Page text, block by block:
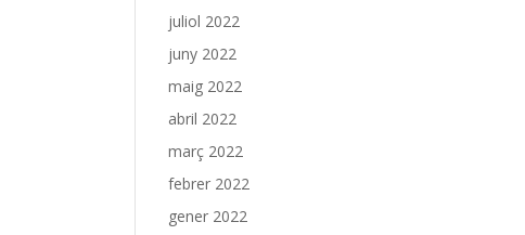
juliol 2022
juny 2022
maig 2022
abril 2022
març 2022
febrer 2022
gener 2022